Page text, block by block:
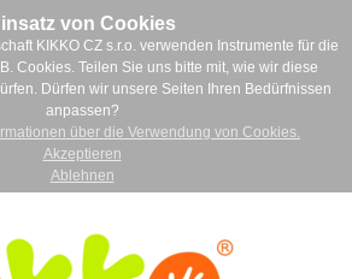
von Cookies
KIKKO CZ s.r.o. verwenden Instrumente für die
Cookies. Teilen Sie uns bitte mit, wie wir diese
Dürfen wir unsere Seiten Ihren Bedürfnissen
anpassen?
über die Verwendung von Cookies.
Akzeptieren
Ablehnen